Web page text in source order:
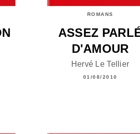
ROMANS
ASSEZ
D'AMOUR
Hervé Le Tellier
01/08/2010